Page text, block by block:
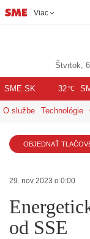
Viac
Štvrtok,
SME.SK 32℃
O službe Technológie
OBJEDNAŤ
29. nov 2023 o 0:00
od SSE